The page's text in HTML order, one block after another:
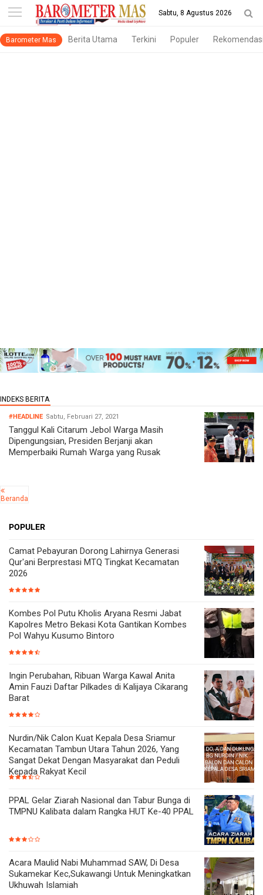
-->
Sabtu, 8 Agustus 2026
Barometer Mas Berita Utama Terkini Populer
#HEADLINE Sabtu, Februari 27, 2021
Tanggul Kali Citarum Jebol Warga Masih
Dipengungsian, Presiden Berjanji akan
Memperbaiki Rumah Warga yang Rusak
Beranda
POPULER
Camat Pebayuran Dorong Lahirnya Generasi
Qur'ani Berprestasi MTQ Tingkat Kecamatan
2026
Kombes Pol Putu Kholis Aryana Resmi Jabat
Kapolres Metro Bekasi Kota Gantikan Kombes
Pol Wahyu Kusumo Bintoro
Ingin Perubahan, Ribuan Warga Kawal Anita
Amin Fauzi Daftar Pilkades di Kalijaya Cikarang
Barat
Nurdin/Nik Calon Kuat Kepala Desa Sriamur
Kecamatan Tambun Utara Tahun 2026, Yang
Sangat Dekat Dengan Masyarakat dan Peduli
Kepada Rakyat Kecil
PPAL Gelar Ziarah Nasional dan Tabur Bunga di
TMPNU Kalibata dalam Rangka HUT Ke-40 PPAL
Acara Maulid Nabi Muhammad SAW, Di Desa
Sukamekar Kec,Sukawangi Untuk Meningkatkan
Ukhuwah Islamiah